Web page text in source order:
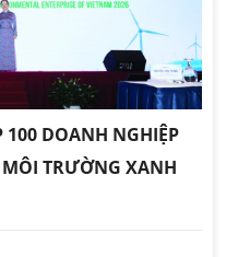
DOANH NGHIỆP
TRƯỜNG XANH